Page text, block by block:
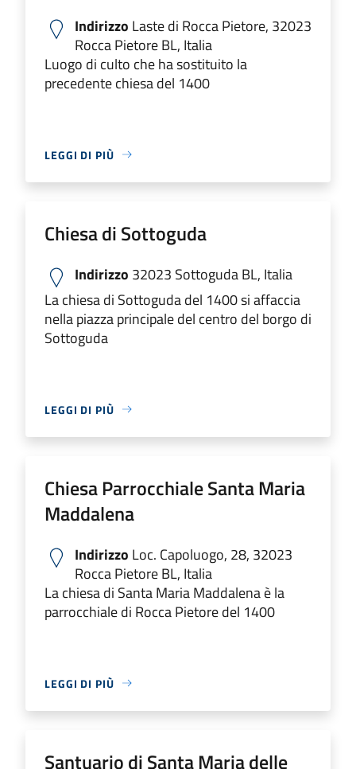
Indirizzo Laste di Rocca Pietore, 32023
Rocca Pietore BL, Italia
Luogo di culto che ha sostituito la
precedente chiesa del 1400
LEGGI DI PIÙ
Chiesa di Sottoguda
Indirizzo 32023 Sottoguda BL, Italia
La chiesa di Sottoguda del 1400 si affaccia
nella piazza principale del centro del borgo di
Sottoguda
LEGGI DI PIÙ
Chiesa Parrocchiale Santa Maria
Maddalena
Indirizzo Loc. Capoluogo, 28, 32023
Rocca Pietore BL, Italia
La chiesa di Santa Maria Maddalena è la
parrocchiale di Rocca Pietore del 1400
LEGGI DI PIÙ
Santuario di Santa Maria delle